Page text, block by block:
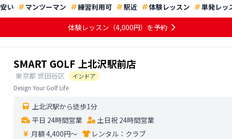
安い マンツーマン 練習利用可 駅近 体験レッスン 単発レッ
体験レッスン （4,000円） を予約
SMART GOLF 上北沢駅前店
東京都 世田谷区
インドア
Design Your Golf Life
上北沢駅から徒歩1分
平日 24時間営業
土日祝 24時間営業
月額 4,400円〜
レンタル： クラブ